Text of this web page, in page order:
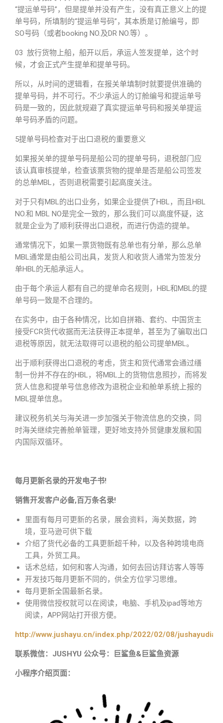
“提运单号码”，但是提单并没有产生，没有真正意义上的提
单号码，所填制的“提运单号码”，其本质是订舱编号，即
SO号码（或者booking NO.及DR NO.等）。
03 放行货物上船，船开以后，承运人签发提单，这个时
候，才会正式产生提单和提单号码。
所以，从时间的逻辑看，在报关单填制时就要提供准确的
提单号码，并不可行。不少承运人的订舱编号和提运单号
码是一致的，因此就规避了真实提运单号码和报关单提运
单号码矛盾的问题。
5提单号码检查对于出口退税的重要意义
如果报关单的提单号码是船公司的提单号码，退税部门应
该认真审核提单，检查该票货物的提单是否是船公司签发
的总单MBL，否则退税需要引起高度关注。
对于只有MBL的出口业务，如果企业提供了HBL，而且HBL
NO.和 MBL NO是完全一致的，那么我们可以高度怀疑，这
就是企业为了顺利获得出口退税，而进行伪造的提单。
通常情况下，如果一票货物既有总单也有分单，那么总单
MBL通常是由船公司出具，发货人和收货人通常为签发分
单HBL的无船承运人。
由于每个承运人都有自己的提单命名规则，HBL和MBL的提
单号码一致是不合理的。
在实务中，由于各种情况，比如自拼箱、套约、中国货主
接受FCR货代收据而无法获得正本提单，甚至为了骗取出口
退税等原因，就无法取得可以退税的船公司提单MBL。
出于顺利获得出口退税的考虑，货主和货代通常会通过缮
制一份并不存在的HBL，将MBL上的货物信息照抄，而将发
货人信息和提单号信息修改为退税企业和舱单系统上报的
MBL提单信息。
建议税务机关与海关进一步加强关于物流信息的交换，同
时海关继续完善舱单管理，更好地支持外贸健康发展和国
内国际双循环。
每月更新名录的开发电子书!
销售开发客户必备,百万条名录!
里面有每月可更新的名录，展会资料，海关数据，跨
境，亚马逊可供下载
介绍了货代必备的工具更新超千种，以及各种跨境电商
工具，外贸工具。
话术总结，如何和客人沟通，如何去回访拜访客人等等
开发技巧每月更新不同的，供全方位学习思维。
每月更新全国最新名录。
使用微信授权就可以在阅读，电脑、手机及ipad等地方
阅读，APP网站打开很方便。
http://www.jushayu.cn/index.php/2022/02/08/
联系微信：JUSHYU 公众号：巨鲨鱼&巨鲨鱼资源
小程序介绍页面：